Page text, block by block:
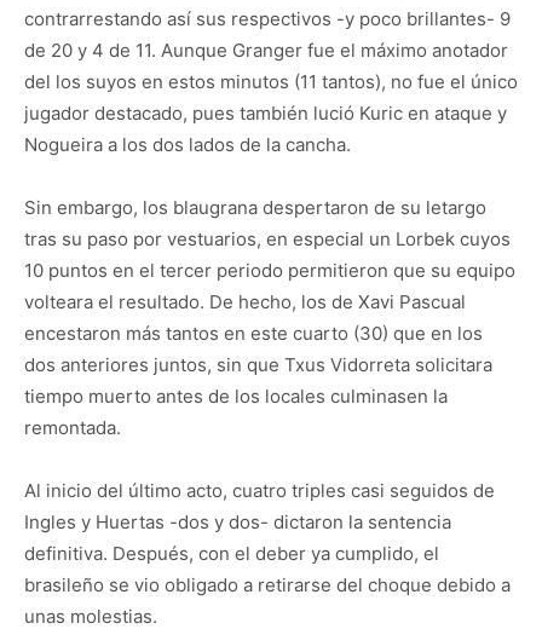
contrarrestando así sus respectivos -y poco brillantes- 9
de 20 y 4 de 11. Aunque Granger fue el máximo anotador
del los suyos en estos minutos (11 tantos), no fue el único
jugador destacado, pues también lució Kuric en ataque y
Nogueira a los dos lados de la cancha.
Sin embargo, los blaugrana despertaron de su letargo
tras su paso por vestuarios, en especial un Lorbek cuyos
10 puntos en el tercer periodo permitieron que su equipo
volteara el resultado. De hecho, los de Xavi Pascual
encestaron más tantos en este cuarto (30) que en los
dos anteriores juntos, sin que Txus Vidorreta solicitara
tiempo muerto antes de los locales culminasen la
remontada.
Al inicio del último acto, cuatro triples casi seguidos de
Ingles y Huertas -dos y dos- dictaron la sentencia
definitiva. Después, con el deber ya cumplido, el
brasileño se vio obligado a retirarse del choque debido a
unas molestias.